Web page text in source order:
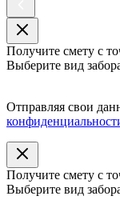
Получите смету с
Выберите вид
Отправляя свои
Получите смету с
Выберите вид